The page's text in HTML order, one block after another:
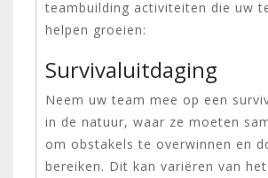
teambuilding activiteiten die uw
helpen groeien:
Survivaluitdaging
Neem uw team mee op een
in de natuur, waar ze moeten
om obstakels te overwinnen en
bereiken. Dit kan variëren van